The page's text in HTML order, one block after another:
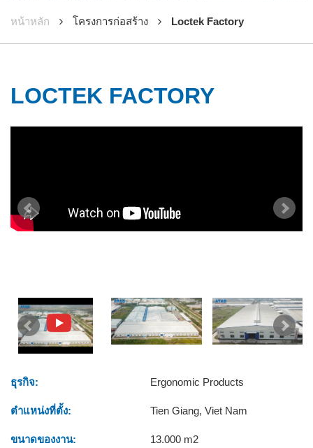
หน้าหลัก โครงการก่อสร้าง Loctek Factory
LOCTEK FACTORY
ธุรกิจ: Ergonomic Products
ตำแหน่งที่ตั้ง: Tien Giang, Viet Nam
ขนาดของงาน: 13.000 m2